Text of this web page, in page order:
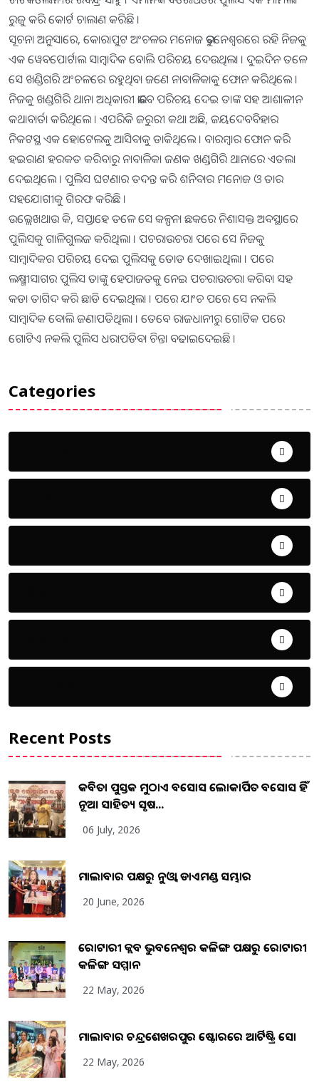
ରୁଜୁ କରି କୋର୍ଟ ଚାଲାଣ କରିଛି ।
ସୂଚନା ଅନୁସାରେ, କୋରାପୁଟ ଅଂଚଳର ମନୋଜ ଭୁବନେଶ୍ୱରରେ ରହି ନିଜକୁ
ଏକ ୱେବପୋର୍ଟାଲ ସାମ୍ବାଦିକ ବୋଲି ପରିଚୟ ଦେଉଥିଲା । ଦୁଇଦିନ ତଳେ
ସେ ଖଣ୍ଡିଗରି ଅଂଚଳରେ ରହୁଥିବା ଜଣେ ନାବାଳିକାକୁ ଫୋନ କରିଥିଲେ ।
ନିଜକୁ ଖଣ୍ଡଗିରି ଥାନା ଅଧିକାରୀ ଭାବେ ପରିଚୟ ଦେଇ ତାଙ୍କ ସହ ଆଶାଳୀନ
କଥାବାର୍ତା କରିଥିଲେ । ଏପରିକି ଜରୁରୀ କଥା ଅଛି, ଜୟଦେବବିହାର
ନିକଟସ୍ଥ ଏକ ହୋଟେଲକୁ ଆସିବାକୁ ଡାକିଥିଲେ । ବାରମ୍ବାର ଫୋନ କରି
ହଇରାଣ ହରକତ କରିବାରୁ ନାବାଳିକା ଜଣକ ଖଣ୍ଡଗିରି ଥାନାରେ ଏତଲା
ଦେଇଥିଲେ । ପୁଲିସ ଘଟଣାର ତଦନ୍ତ କରି ଶନିବାର ମନୋଜ ଓ ତାର
ସହଯୋଗୀକୁ ଗିରଫ କରିଛି ।
ଉଲ୍ଲେଖଥାଉ କି, ସପ୍ତାହେ ତଳେ ସେ କଳ୍ପନା ଛକରେ ନିଶାସକ୍ତ ଅବସ୍ଥାରେ
ପୁଲିସକୁ ଗାଳିଗୁଲଜ କରିଥିଲା । ପଚରାଉଚରା ପରେ ସେ ନିଜକୁ
ସାମ୍ବାଦିକର ପରିଚୟ ଦେଇ ପୁଲିସକୁ ତୋଡ ଦେଖାଇଥିଲା । ପରେ
ଲକ୍ଷ୍ମୀସାଗର ପୁଲିସ ତାଙ୍କୁ ହେପାଜତକୁ ନେଇ ପଚରାଉଚରା କରିବା ସହ
କଡା ତାଗିଦ କରି ଛାଡି ଦେଇଥିଲା । ପରେ ଯାଂଚ ପରେ ସେ ନକଲି
ସାମ୍ବାଦିକ ବୋଲି ଜଣାପଡିଥିଲା । ତେବେ ରାଜଧାନୀରୁ ଗୋଟିକ ପରେ
ଗୋଟିଏ ନକଲି ପୁଲିସ ଧରାପଡିବା ଚିନ୍ତା ବଢାଇଦେଇଛି ।
Categories
Recent Posts
କବିତା ପୁସ୍ତକ ମୁଠାଏ ଅବସୋସ ଲୋକାର୍ପିତ ଅବସୋସ ହିଁ
ନୂଆ ସାହିତ୍ୟ ସୃଷ...
06 July, 2026
ମାଲାବାର ପକ୍ଷରୁ ନୁଓ୍ବା ଡାଏମଣ୍ଡ ସମ୍ଭାର
20 June, 2026
ରୋଟାରୀ କ୍ଲବ ଭୁବନେଶ୍ୱର କଳିଙ୍ଗ ପକ୍ଷରୁ ରୋଟାରୀ
କଳିଙ୍ଗ ସମ୍ମାନ
22 May, 2026
ମାଲାବାର ଚନ୍ଦ୍ରଶେଖରପୁର ଷ୍ଟୋରରେ ଆର୍ଟିଷ୍ଟ୍ରି ସୋ
22 May, 2026